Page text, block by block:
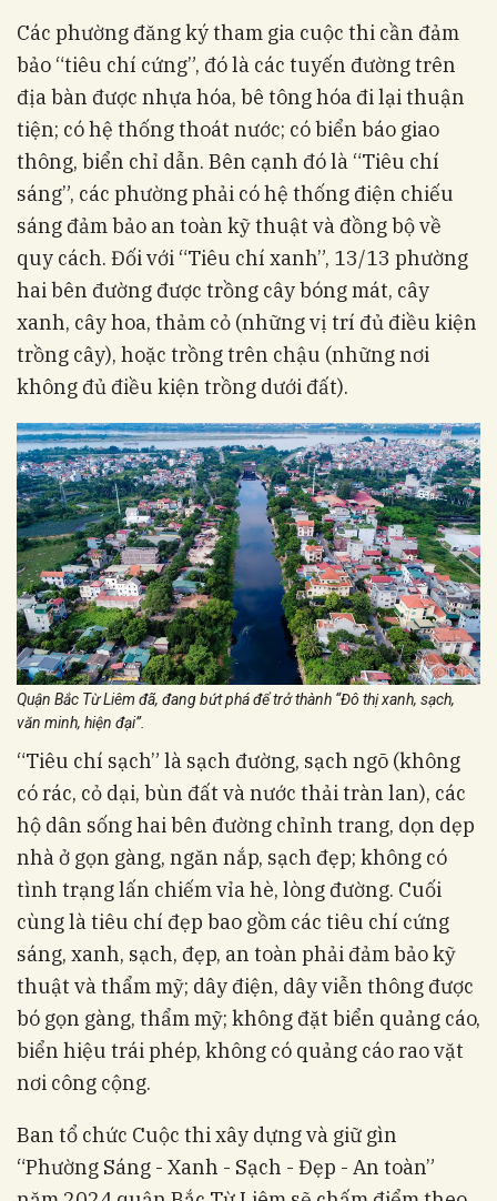
Các phường đăng ký tham gia cuộc thi cần đảm
bảo “tiêu chí cứng”, đó là các tuyến đường trên
địa bàn được nhựa hóa, bê tông hóa đi lại thuận
tiện; có hệ thống thoát nước; có biển báo giao
thông, biển chỉ dẫn. Bên cạnh đó là “Tiêu chí
sáng”, các phường phải có hệ thống điện chiếu
sáng đảm bảo an toàn kỹ thuật và đồng bộ về
quy cách. Đối với “Tiêu chí xanh”, 13/13 phường
hai bên đường được trồng cây bóng mát, cây
xanh, cây hoa, thảm cỏ (những vị trí đủ điều kiện
trồng cây), hoặc trồng trên chậu (những nơi
không đủ điều kiện trồng dưới đất).
Quận Bắc Từ Liêm đã, đang bứt phá để trở thành “Đô thị xanh, sạch,
văn minh, hiện đại”.
“Tiêu chí sạch” là sạch đường, sạch ngõ (không
có rác, cỏ dại, bùn đất và nước thải tràn lan), các
hộ dân sống hai bên đường chỉnh trang, dọn dẹp
nhà ở gọn gàng, ngăn nắp, sạch đẹp; không có
tình trạng lấn chiếm vỉa hè, lòng đường. Cuối
cùng là tiêu chí đẹp bao gồm các tiêu chí cứng
sáng, xanh, sạch, đẹp, an toàn phải đảm bảo kỹ
thuật và thẩm mỹ; dây điện, dây viễn thông được
bó gọn gàng, thẩm mỹ; không đặt biển quảng cáo,
biển hiệu trái phép, không có quảng cáo rao vặt
nơi công cộng.
Ban tổ chức Cuộc thi xây dựng và giữ gìn
“Phường Sáng - Xanh - Sạch - Đẹp - An toàn”